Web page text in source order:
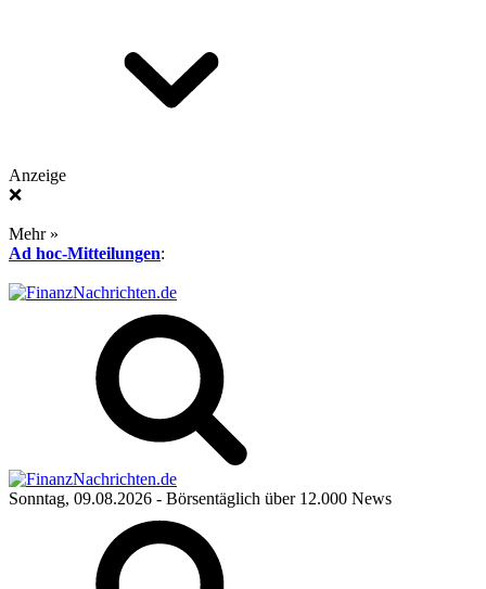
Anzeige
❌
Mehr »
Ad hoc-Mitteilungen:
Sonntag, 09.08.2026 - Börsentäglich über 12.000 News